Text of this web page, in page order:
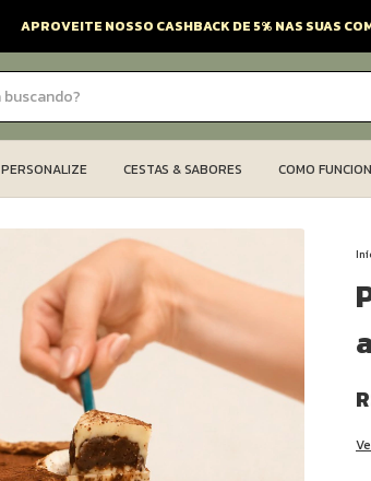
APROVEITE NOSSO CASHBACK DE 5% NAS SUAS
PERSONALIZE CESTAS & SABORES COMO